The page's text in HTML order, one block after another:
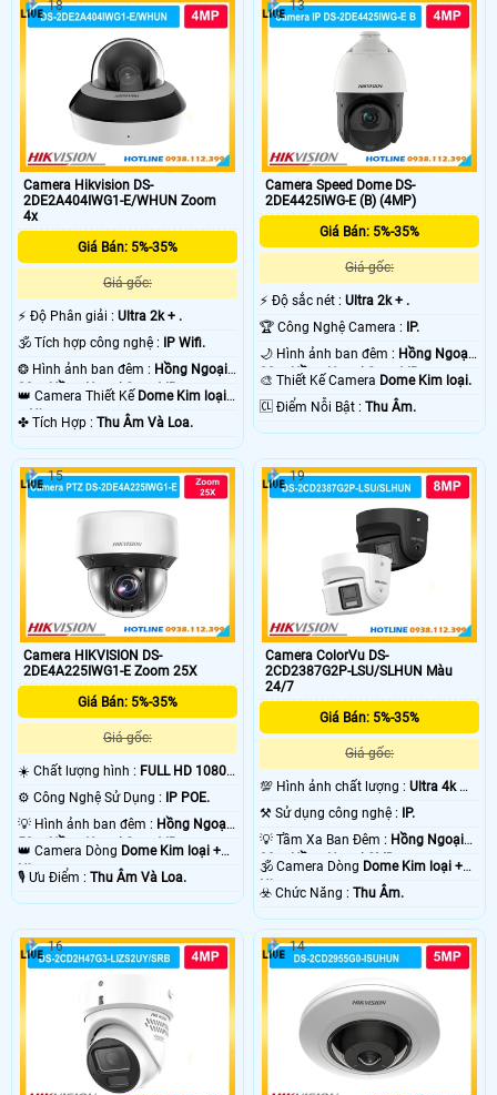
Camera Hikvision DS-
2DE2A404IWG1-E/WHUN Zoom
4x
Giá Bán: 5%-35%
Giá gốc:
️⚡ Độ Phân giải : Ultra 2k + .
🕉️ Tích hợp công nghệ : IP Wifi.
❂ Hình ảnh ban đêm : Hồng Ngoại
20m Hồng Ngoại Smart IR.
👑 Camera Thiết Kế Dome Kim loại
+ Nhựa.
️✤ Tích Hợp : Thu Âm Và Loa.
18
Camera Speed Dome DS-
2DE4425IWG-E (B) (4MP)
Giá Bán: 5%-35%
Giá gốc:
️⚡ Độ sắc nét :Ultra 2k + .
🏆 Công Nghệ Camera : IP.
🌙 Hình ảnh ban đêm : Hồng Ngoại
20m Hồng Ngoại Smart IR.
🎨 Thiết Kế Camera Dome Kim loại.
️🆑 Điểm Nỗi Bật :Thu Âm.
13
Camera HIKVISION DS-
2DE4A225IWG1-E Zoom 25X
Giá Bán: 5%-35%
Giá gốc:
☀️ Chất lượng hình : FULL HD 1080P
.
⚙ Công Nghệ Sử Dụng :
IP POE.
💡 Hình ảnh ban đêm : Hồng Ngoại
50m Hồng Ngoại Smart IR.
👑 Camera Dòng Dome Kim loại +
Nhựa.
️🎙 Ưu Điểm : Thu Âm Và Loa.
15
Camera ColorVu DS-
2CD2387G2P-LSU/SLHUN Màu
24/7
Giá Bán: 5%-35%
Giá gốc:
💯 Hình ảnh chất lượng :Ultra 4k 👍🏾
.
⚒ Sử dụng công nghệ :
IP.
💡 Tầm Xa Ban Đêm : Hồng Ngoại
30m Hồng Ngoại SMD.
🕉️ Camera Dòng Dome Kim loại +
Nhựa.
️☣️ Chức Năng :Thu Âm.
19
16 14